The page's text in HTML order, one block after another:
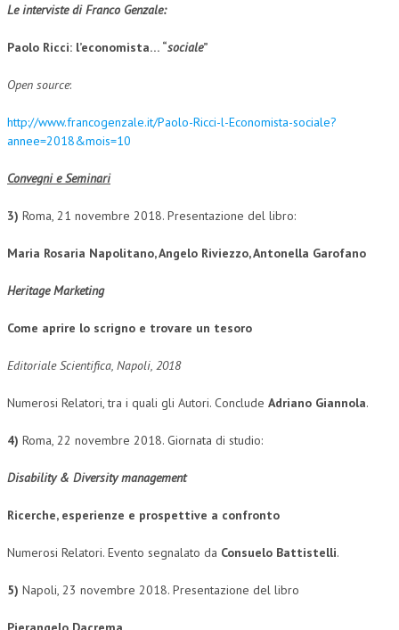
TREASURY IN FINANCIAL SERVICES
L’UMANISTA
DIRITTO
DIRITTO PENALE D’IMPRESA
DIRITTO DEL LAVORO
FISCO
DIRITTO TRIBUTARIO
FISCALITÀ INTERNAZIONALE
TAX RISK MANAGEMENT
Le interviste di Franco Genzale:
Paolo Ricci: l’economista… “sociale”
Open source:
http://www.francogenzale.it/Paolo-Ricci-l-Economista-sociale?
annee=2018&mois=10
Convegni e Seminari
3) Roma, 21 novembre 2018. Presentazione del libro:
Maria Rosaria Napolitano, Angelo Riviezzo, Antonella Garofano
Heritage Marketing
Come aprire lo scrigno e trovare un tesoro
Editoriale Scientifica, Napoli, 2018
Numerosi Relatori, tra i quali gli Autori. Conclude Adriano Giannola.
4) Roma, 22 novembre 2018. Giornata di studio:
Disability & Diversity management
Ricerche, esperienze e prospettive a confronto
Numerosi Relatori. Evento segnalato da Consuelo Battistelli.
5) Napoli, 23 novembre 2018. Presentazione del libro